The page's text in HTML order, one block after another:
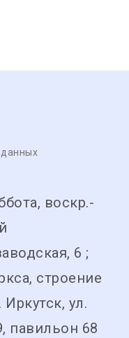
данных
воскр.-
6 ;
строение
ул.
павильон 68